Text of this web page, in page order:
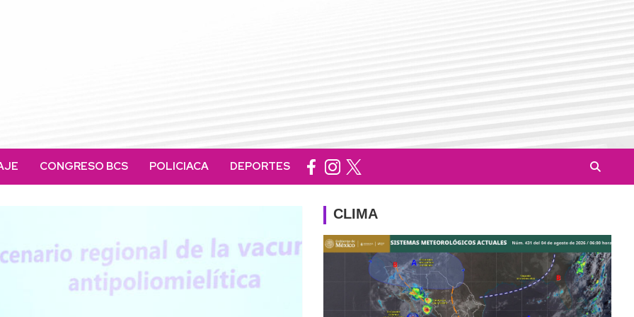
CONGRESO BCS POLICIACA DEPORTES
CLIMA